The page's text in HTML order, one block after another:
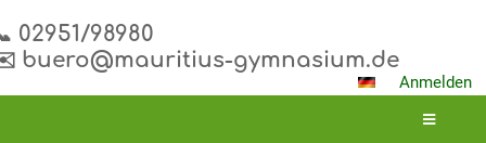
02951/98980
buero@mauritius-gymnasium.de
Anmelden